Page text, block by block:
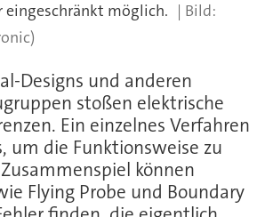
eingeschränkt möglich.
Designs und anderen
stoßen elektrische
Ein einzelnes Verfahren
um die Funktionsweise zu
können
Flying Probe und Boundary